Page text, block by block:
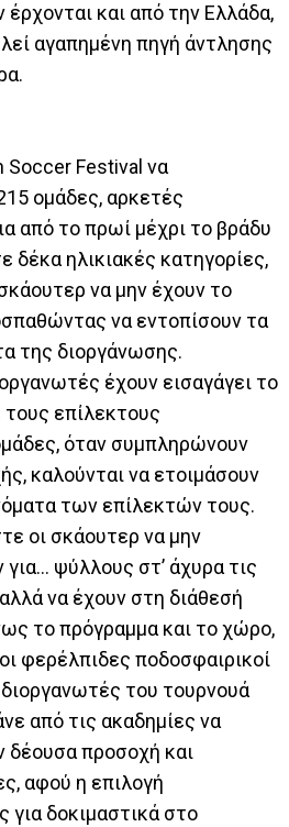
και από την Ελλάδα,
αγαπημένη πηγή άντλησης
Soccer Festival να
ομάδες, αρκετές
από το πρωί μέχρι το βράδυ
δέκα ηλικιακές κατηγορίες,
να μην έχουν το
να εντοπίσουν τα
της διοργάνωσης.
έχουν εισαγάγει το
επίλεκτους
όταν συμπληρώνουν
καλούνται να ετοιμάσουν
των επίλεκτών τους.
οι σκάουτερ να μην
ψύλλους στ’ άχυρα τις
να έχουν στη διάθεσή
το πρόγραμμα και το χώρο,
φερέλπιδες ποδοσφαιρικοί
του τουρνουά
από τις ακαδημίες να
δέουσα προσοχή και
αφού η επιλογή
δοκιμαστικά στο